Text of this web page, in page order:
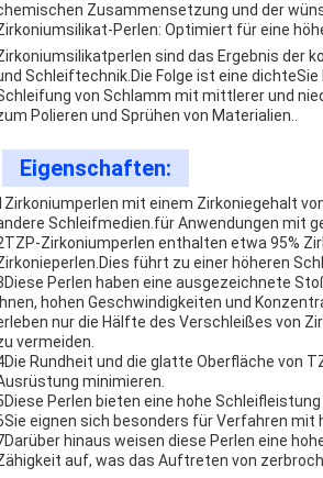
Zusammensetzung und der
Perlen: Optimiert für eine
sind das Ergebnis der
Schleiftechnik.Die Folge ist eine
von Schlamm mit mittlerer und
Polieren und Sprühen von Materialien..
Eigenschaften:
mit einem Zirkoniegehalt
Schleifmedien.für Anwendungen mit
Zirkoniumperlen enthalten etwa 95%
führt zu einer höheren
Perlen haben eine ausgezeichnete
hohen Geschwindigkeiten und
nur die Hälfte des Verschleißes von
vermeiden.
Rundheit und die glatte Oberfläche von
minimieren.
Perlen bieten eine hohe
eignen sich besonders für Verfahren mit
hinaus weisen diese Perlen eine
auf, was das Auftreten von